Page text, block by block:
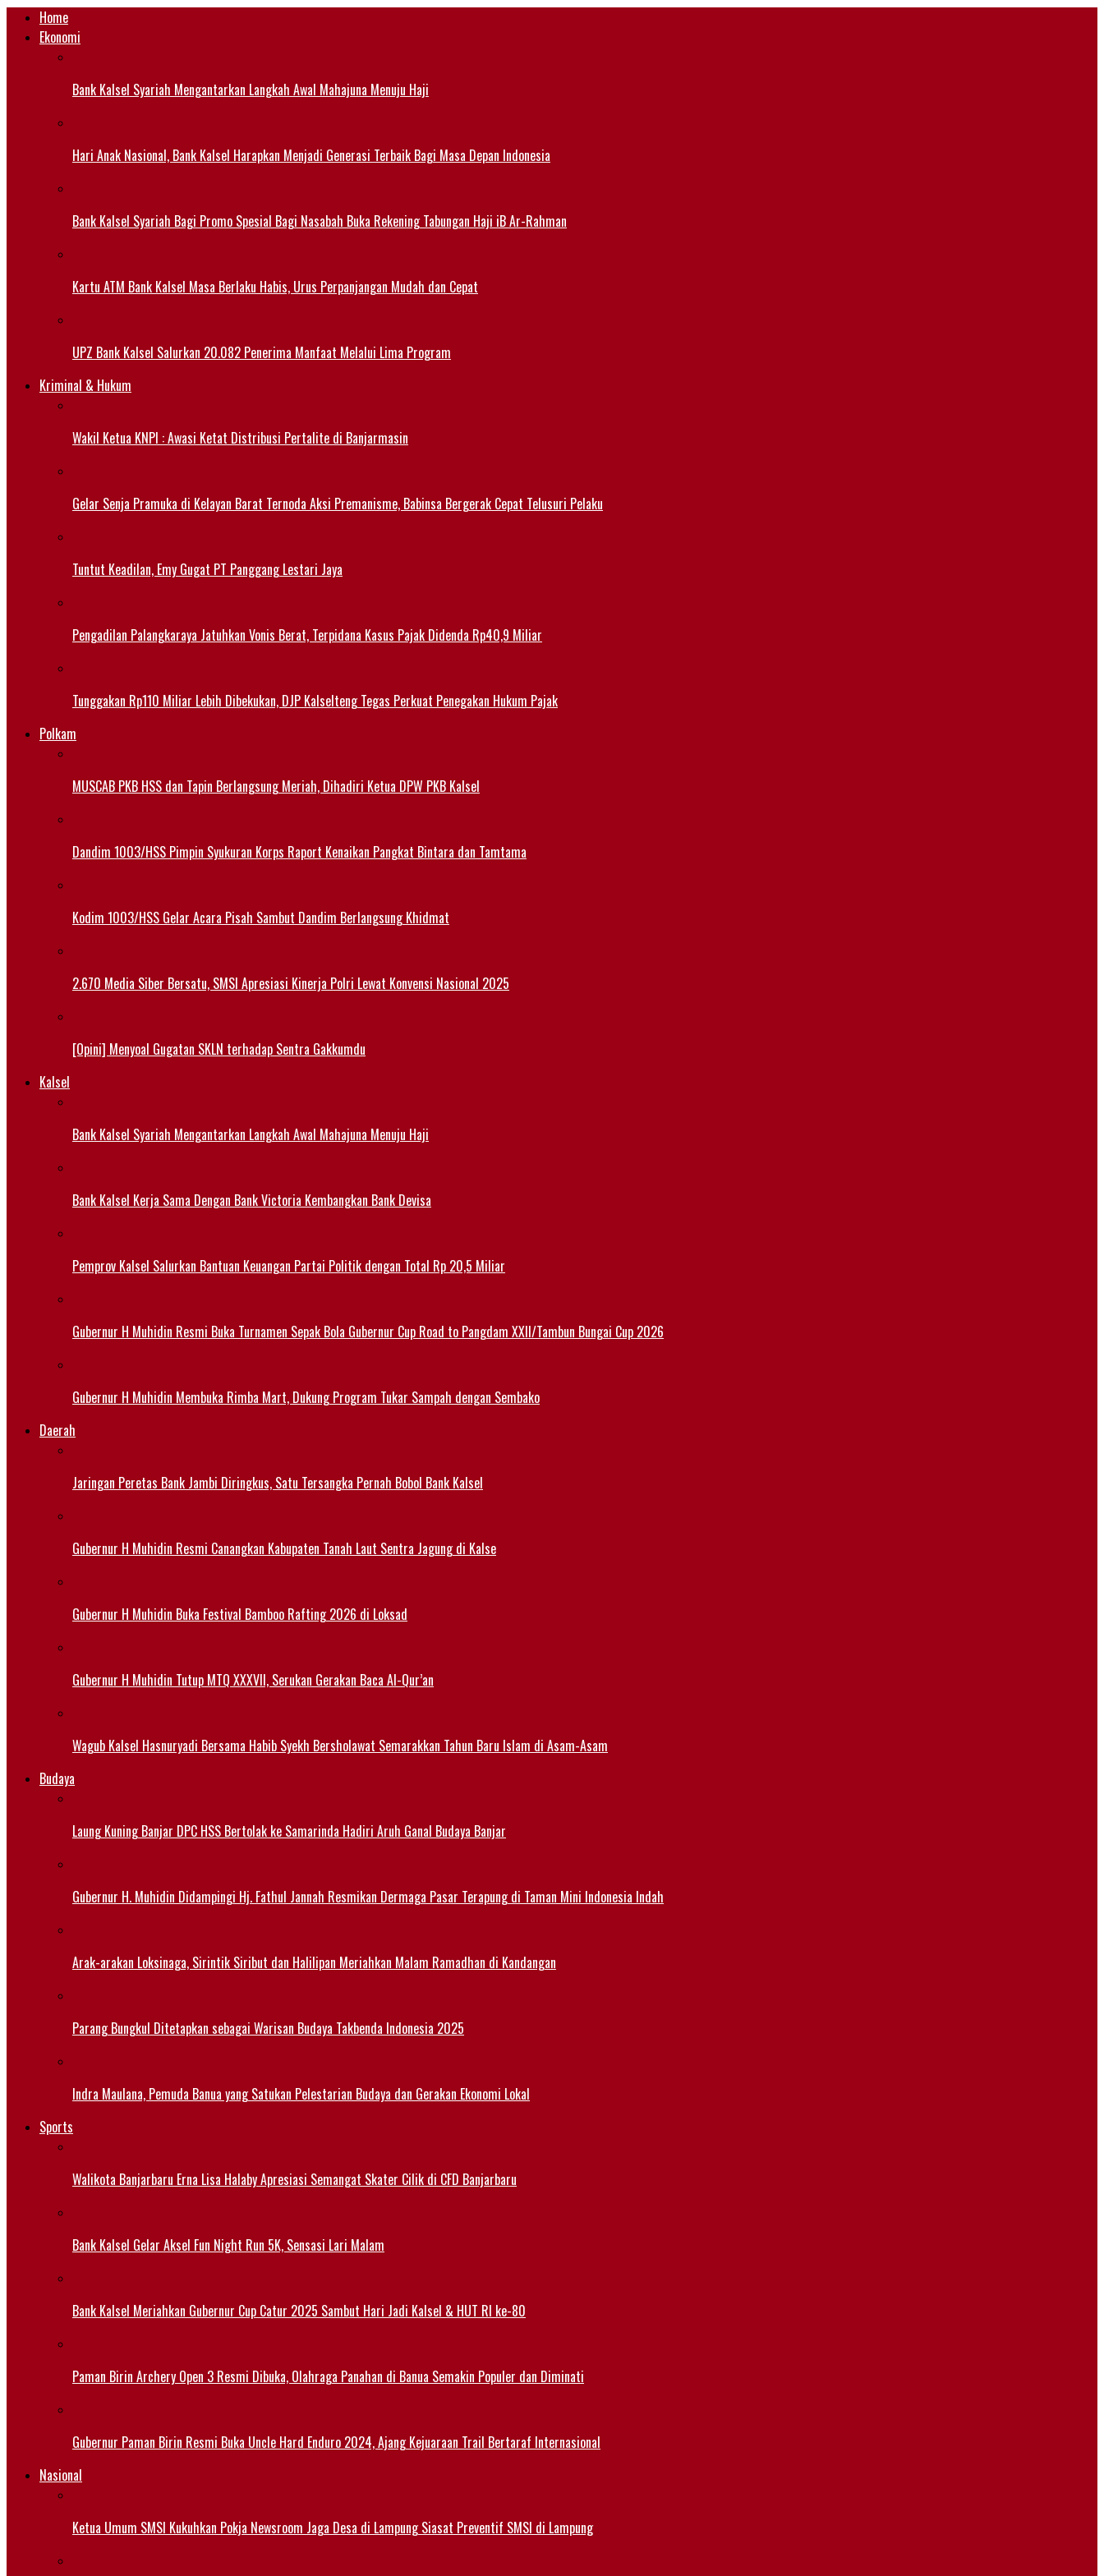
Home
Ekonomi
Bank Kalsel Syariah Mengantarkan Langkah Awal Mahajuna Menuju Haji
Hari Anak Nasional, Bank Kalsel Harapkan Menjadi Generasi Terbaik Bagi Masa Depan Indonesia
Bank Kalsel Syariah Bagi Promo Spesial Bagi Nasabah Buka Rekening Tabungan Haji iB Ar-Rahman
Kartu ATM Bank Kalsel Masa Berlaku Habis, Urus Perpanjangan Mudah dan Cepat
UPZ Bank Kalsel Salurkan 20.082 Penerima Manfaat Melalui Lima Program
Kriminal & Hukum
Wakil Ketua KNPI : Awasi Ketat Distribusi Pertalite di Banjarmasin
Gelar Senja Pramuka di Kelayan Barat Ternoda Aksi Premanisme, Babinsa Bergerak Cepat Telusuri Pelaku
Tuntut Keadilan, Emy Gugat PT Panggang Lestari Jaya
Pengadilan Palangkaraya Jatuhkan Vonis Berat, Terpidana Kasus Pajak Didenda Rp40,9 Miliar
Tunggakan Rp110 Miliar Lebih Dibekukan, DJP Kalselteng Tegas Perkuat Penegakan Hukum Pajak
Polkam
MUSCAB PKB HSS dan Tapin Berlangsung Meriah, Dihadiri Ketua DPW PKB Kalsel
Dandim 1003/HSS Pimpin Syukuran Korps Raport Kenaikan Pangkat Bintara dan Tamtama
Kodim 1003/HSS Gelar Acara Pisah Sambut Dandim Berlangsung Khidmat
2.670 Media Siber Bersatu, SMSI Apresiasi Kinerja Polri Lewat Konvensi Nasional 2025
[Opini] Menyoal Gugatan SKLN terhadap Sentra Gakkumdu
Kalsel
Bank Kalsel Syariah Mengantarkan Langkah Awal Mahajuna Menuju Haji
Bank Kalsel Kerja Sama Dengan Bank Victoria Kembangkan Bank Devisa
Pemprov Kalsel Salurkan Bantuan Keuangan Partai Politik dengan Total Rp 20,5 Miliar
Gubernur H Muhidin Resmi Buka Turnamen Sepak Bola Gubernur Cup Road to Pangdam XXII/Tambun Bungai Cup 2026
Gubernur H Muhidin Membuka Rimba Mart, Dukung Program Tukar Sampah dengan Sembako
Daerah
Jaringan Peretas Bank Jambi Diringkus, Satu Tersangka Pernah Bobol Bank Kalsel
Gubernur H Muhidin Resmi Canangkan Kabupaten Tanah Laut Sentra Jagung di Kalse
Gubernur H Muhidin Buka Festival Bamboo Rafting 2026 di Loksad
Gubernur H Muhidin Tutup MTQ XXXVII, Serukan Gerakan Baca Al-Qur’an
Wagub Kalsel Hasnuryadi Bersama Habib Syekh Bersholawat Semarakkan Tahun Baru Islam di Asam-Asam
Budaya
Laung Kuning Banjar DPC HSS Bertolak ke Samarinda Hadiri Aruh Ganal Budaya Banjar
Gubernur H. Muhidin Didampingi Hj. Fathul Jannah Resmikan Dermaga Pasar Terapung di Taman Mini Indonesia Indah
Arak-arakan Loksinaga, Sirintik Siribut dan Halilipan Meriahkan Malam Ramadhan di Kandangan
Parang Bungkul Ditetapkan sebagai Warisan Budaya Takbenda Indonesia 2025
Indra Maulana, Pemuda Banua yang Satukan Pelestarian Budaya dan Gerakan Ekonomi Lokal
Sports
Walikota Banjarbaru Erna Lisa Halaby Apresiasi Semangat Skater Cilik di CFD Banjarbaru
Bank Kalsel Gelar Aksel Fun Night Run 5K, Sensasi Lari Malam
Bank Kalsel Meriahkan Gubernur Cup Catur 2025 Sambut Hari Jadi Kalsel & HUT RI ke-80
Paman Birin Archery Open 3 Resmi Dibuka, Olahraga Panahan di Banua Semakin Populer dan Diminati
Gubernur Paman Birin Resmi Buka Uncle Hard Enduro 2024, Ajang Kejuaraan Trail Bertaraf Internasional
Nasional
Ketua Umum SMSI Kukuhkan Pokja Newsroom Jaga Desa di Lampung Siasat Preventif SMSI di Lampung